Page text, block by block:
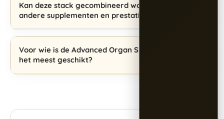
Kan deze stack gecombineerd worden met
andere supplementen en prestatieproducten?
Voor wie is de Advanced Organ Support Stack
het meest geschikt?